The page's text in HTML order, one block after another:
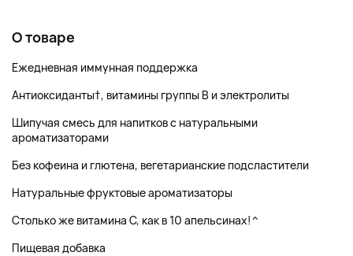
О товаре
Ежедневная иммунная поддержка
Антиоксиданты†, витамины группы B и электролиты
Шипучая смесь для напитков с натуральными
ароматизаторами
Без кофеина и глютена, вегетарианские подсластители
Натуральные фруктовые ароматизаторы
Столько же витамина C, как в 10 апельсинах!^
Пищевая добавка